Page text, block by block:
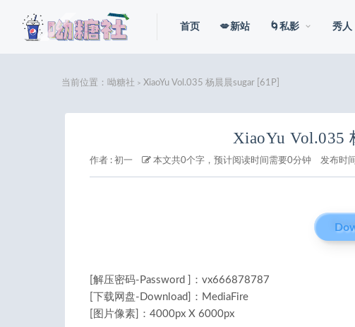
首页 💋新站 🌀私影 秀人
当前位置： 呦糖社 > XiaoYu Vol.035 杨晨晨sugar [61P]
XiaoYu Vol.035
作者 : 初一 本文共0个字，预计阅读时间需要0分钟 发布时
[解压密码-Password ]：vx666878787
[下载网盘-Download]：MediaFire
[图片像素]：4000px X 6000px